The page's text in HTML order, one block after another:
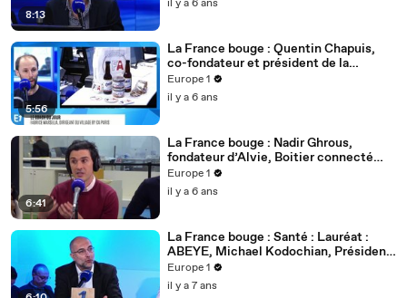
8:13
circulent sur internet
il y a 6 ans
5:56
La France bouge : Quentin Chapuis,
co-fondateur et président de la
Fédération Française de l’Apéritif
Europe 1
il y a 6 ans
6:41
La France bouge : Nadir Ghrous,
fondateur d’Alvie, Boitier connecté
permettant de réduire le recours aux
pesticides dans les champs
Europe 1
il y a 6 ans
La France bouge : Santé : Lauréat :
ABEYE, Michael Kodochian, Président
fondateur d'Abeye
Europe 1
il y a 7 ans